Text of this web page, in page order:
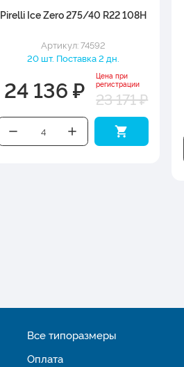
Pirelli Ice Zero 275/40 R22 108H
Артикул: 74592
20 шт. Поставка 2 дн.
24 136 ₽
Цена при
регистрации
23 171 ₽
Все типоразмеры
Оплата